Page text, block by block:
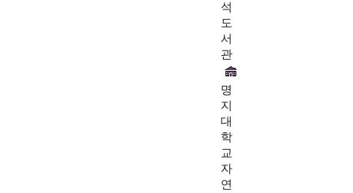
석
도
서
관
명
지
대
학
교
자
연